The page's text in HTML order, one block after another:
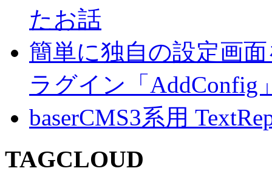
たお話
簡単に独自の設定画
ラグイン「AddConfig
baserCMS3系用
TAGCLOUD